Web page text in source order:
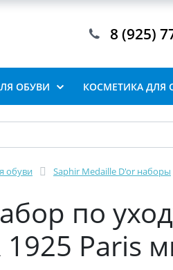
8 (925)
ОБУВИ КОСМЕТИКА ДЛЯ
обуви Saphir Medaille D'or наборы
по
1925 Paris